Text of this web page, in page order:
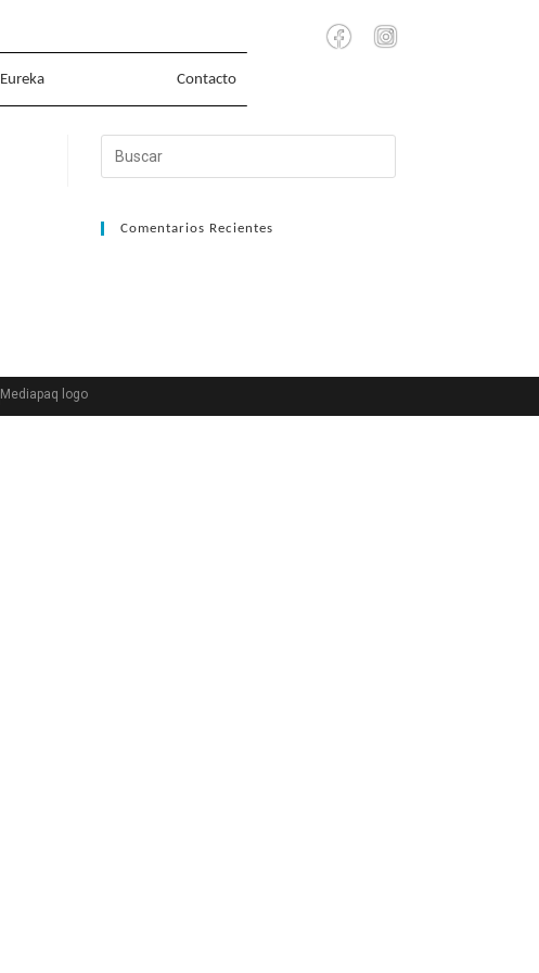
Eureka Contacto
Comentarios Recientes